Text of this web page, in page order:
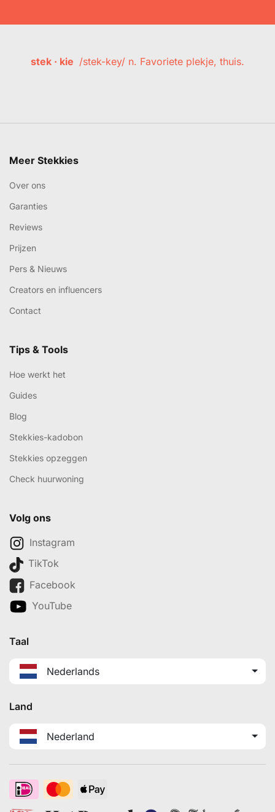
stek · kie /stek-key/ n. Favoriete plekje, thuis.
Meer Stekkies
Over ons
Garanties
Reviews
Prijzen
Pers & Nieuws
Creators en influencers
Contact
Tips & Tools
Hoe werkt het
Guides
Blog
Stekkies-kadobon
Stekkies opzeggen
Check huurwoning
Volg ons
Instagram
TikTok
Facebook
YouTube
Taal
Nederlands
Land
Nederland